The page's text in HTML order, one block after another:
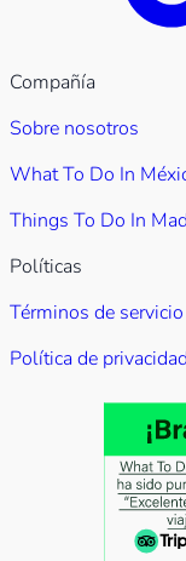
Compañía
Sobre nosotros
What To Do In
Things To Do In
Políticas
Términos de servicio
Política de privacidad